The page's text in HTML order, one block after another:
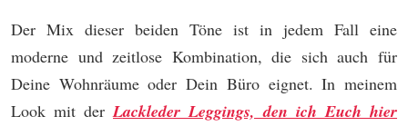
Der Mix dieser beiden Töne ist in jedem Fall eine
moderne und zeitlose Kombination, die sich auch für
Deine Wohnräume oder Dein Büro eignet. In meinem
Look mit derLackleder Leggings, den ich Euch hier